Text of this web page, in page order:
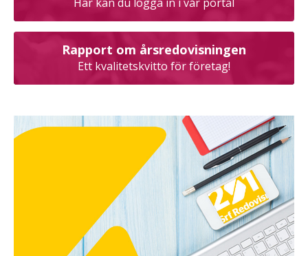
Rapport om årsredovisningen
Ett kvalitetskvitto för företag!